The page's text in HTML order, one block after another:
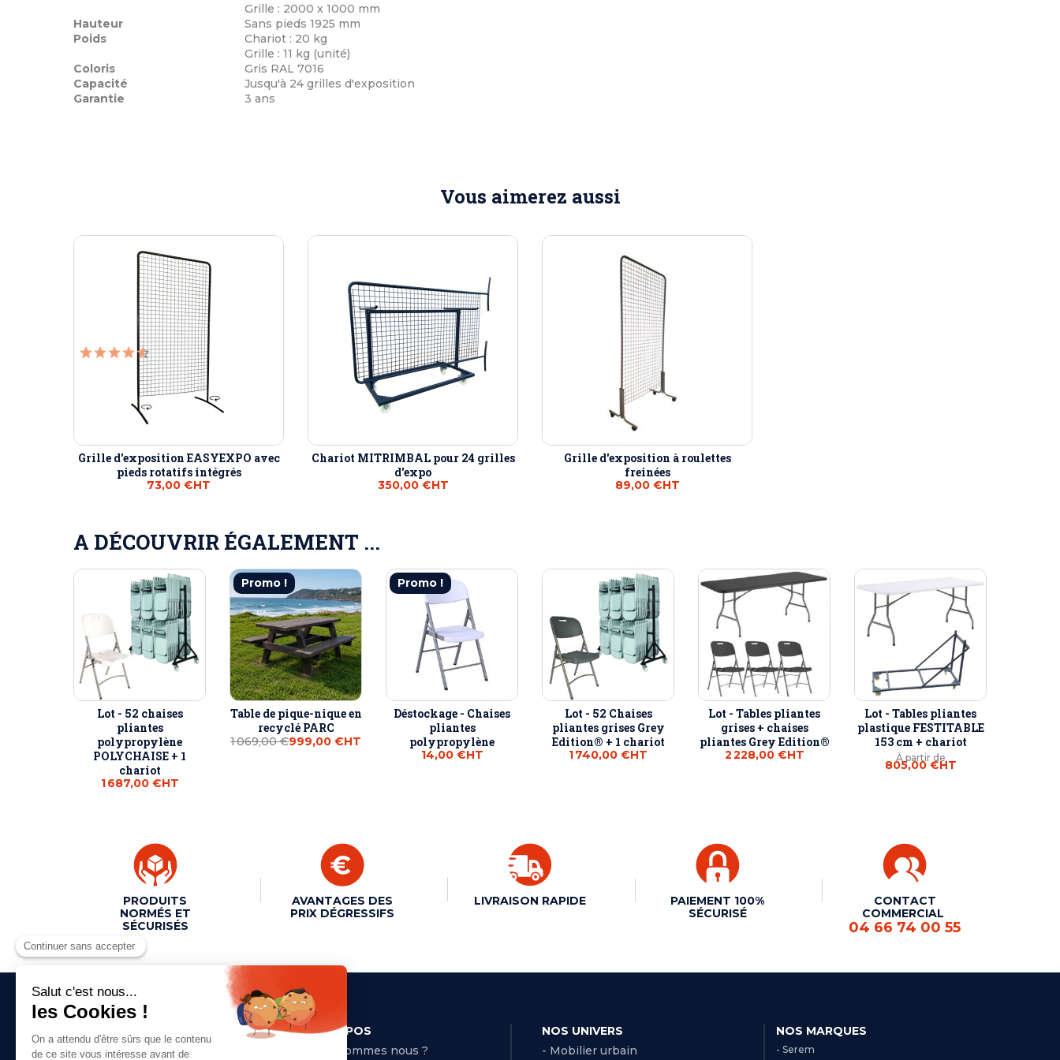
Grille : 2000 x 1000 mm
Hauteur
Sans pieds 1925 mm
Poids
Chariot : 20 kg
Grille : 11 kg (unité)
Coloris
Gris RAL 7016
Capacité
Jusqu'à 24 grilles d'exposition
Garantie
3 ans
Vous aimerez aussi
Grille d'exposition EASYEXPO avec
pieds rotatifs intégrés
73,00 €HT
Chariot MITRIMBAL pour 24 grilles
d'expo
350,00 €HT
Grille d'exposition à roulettes
freinées
89,00 €HT
A DÉCOUVRIR ÉGALEMENT ...
Lot - 52 chaises
pliantes
polypropylène
POLYCHAISE + 1
chariot
1 687,00 €HT
Promo !
Table de pique-nique en
recyclé PARC
1 069,00 €999,00 €HT
Promo !
Déstockage - Chaises
pliantes
polypropylène
14,00 €HT
Lot - 52 Chaises
pliantes grises Grey
Edition® + 1 chariot
1 740,00 €HT
Lot - Tables pliantes
grises + chaises
pliantes Grey Edition®
2 228,00 €HT
Lot - Tables pliantes
plastique FESTITABLE
153 cm + chariot
À partir de
805,00 €HT
PRODUITS
NORMÉS ET
SÉCURISÉS
AVANTAGES DES
PRIX DÉGRESSIFS
LIVRAISON RAPIDE
PAIEMENT 100%
SÉCURISÉ
CONTACT
COMMERCIAL
04 66 74 00 55
A PROPOS
- Qui sommes nous ?
NOS UNIVERS
- Mobilier urbain
NOS MARQUES
- Serem